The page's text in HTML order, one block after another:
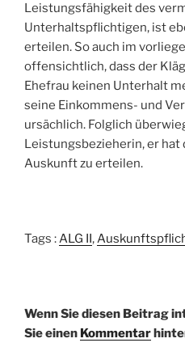
Leistungsfähigkeit des
Unterhaltspflichtigen, ist
erteilen. So auch im
offensichtlich, dass der
Ehefrau keinen Unterhalt
seine Einkommens- und
ursächlich. Folglich
Leistungsbezieherin, er hat
Auskunft zu erteilen.
Tags :ALG II,
Wenn Sie diesen Beitrag
Sie einen Kommentar